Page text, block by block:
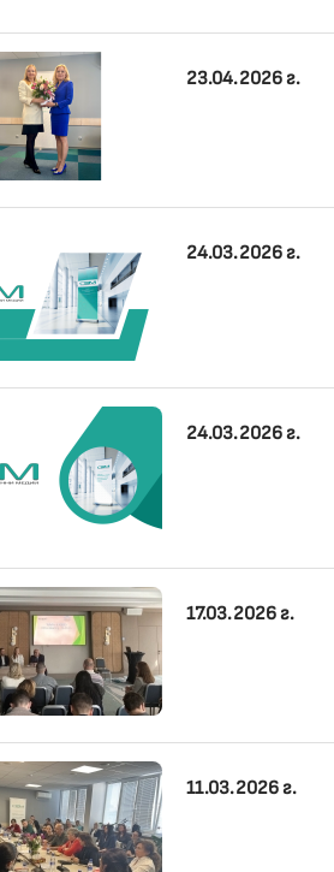
23.04.2026 г.
24.03.2026 г.
24.03.2026 г.
17.03.2026 г.
11.03.2026 г.